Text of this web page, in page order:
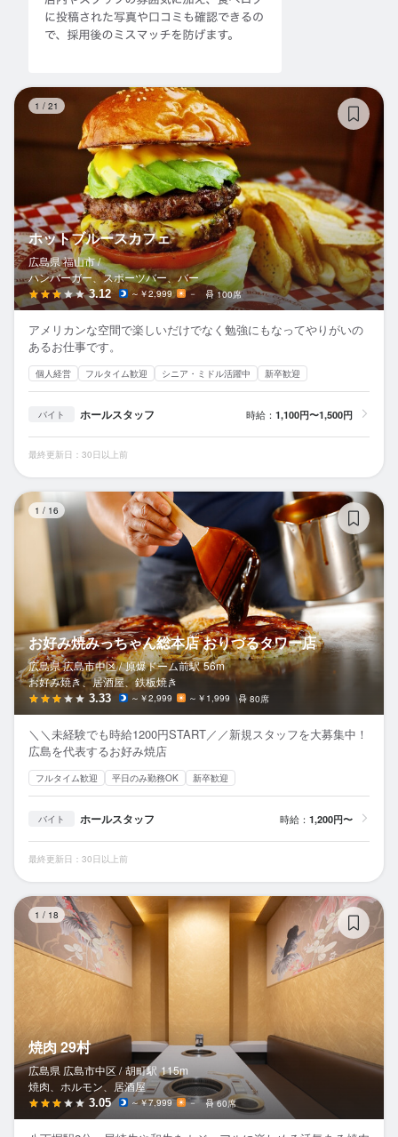
1 / 21
ホットブルースカフェ
広島県 福山市 /
ハンバーガー、スポーツバー、バー
3.12 ～￥2,999 － 100席
アメリカンな空間で楽しいだけでなく勉強にもなってやりがいの
あるお仕事です。
個人経営 フルタイム歓迎 シニア・ミドル活躍中 新卒歓迎
バイト ホールスタッフ 時給： 1,100円〜1,500円
最終更新日：30日以上前
1 / 16
お好み焼みっちゃん総本店 おりづるタワー店
広島県 広島市中区 / 原爆ドーム前駅 56m
お好み焼き、居酒屋、鉄板焼き
3.33 ～￥2,999 ～￥1,999 80席
＼＼未経験でも時給1200円START／／新規スタッフを大募集中！
広島を代表するお好み焼店
フルタイム歓迎 平日のみ勤務OK 新卒歓迎
バイト ホールスタッフ 時給： 1,200円〜
最終更新日：30日以上前
1 / 18
焼肉 29村
広島県 広島市中区 / 胡町駅 115m
焼肉、ホルモン、居酒屋
3.05 ～￥7,999 － 60席